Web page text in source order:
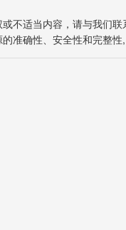
不适当内容，请与我们联
准确性、安全性和完整